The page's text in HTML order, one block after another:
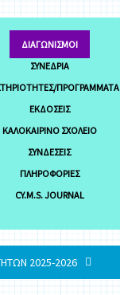
ΔΙΑΓΩΝΙΣΜΟΊ
ΣΥΝΈΔΡΙΑ
ΠΡΟΓΡΆΜΜΑΤΑ
ΕΚΔΌΣΕΙΣ
ΚΑΛΟΚΑΙΡΙΝΌ ΣΧΟΛΕΊΟ
ΣΥΝΔΈΣΕΙΣ
ΠΛΗΡΟΦΟΡΊΕΣ
CY.M.S. JOURNAL
2025-2026